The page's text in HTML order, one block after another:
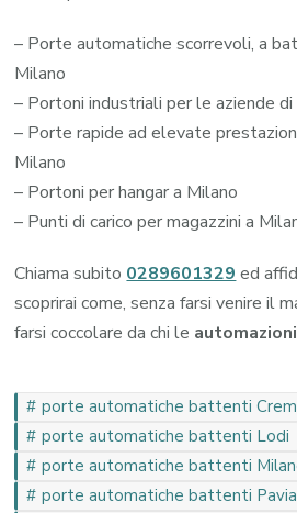
– Porte automatiche scorrevoli, a
Milano
– Portoni industriali per le aziende
– Porte rapide ad elevate
Milano
– Portoni per hangar a Milano
– Punti di carico per magazzini a
Chiama subito 0289601329 ed
scoprirai come, senza farsi venire il
farsi coccolare da chi le automazioni
porte automatiche battenti
porte automatiche battenti Lodi
porte automatiche battenti
porte automatiche battenti Pavia